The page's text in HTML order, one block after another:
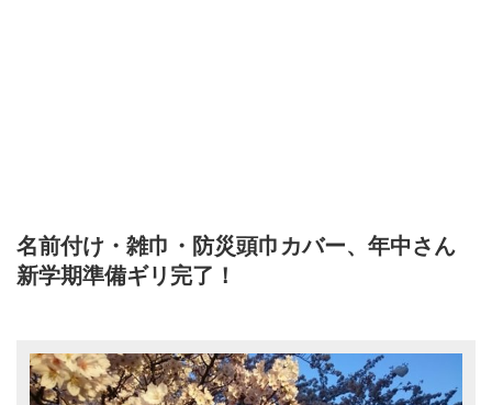
名前付け・雑巾・防災頭巾カバー、年中さん
新学期準備ギリ完了！